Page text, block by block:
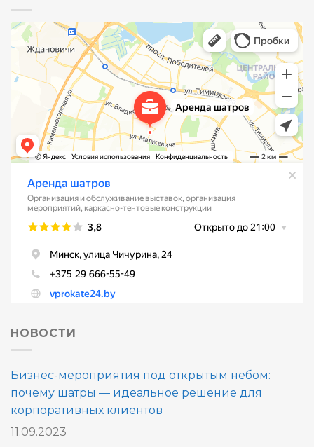
НОВОСТИ
Бизнес-мероприятия под открытым небом:
почему шатры — идеальное решение для
корпоративных клиентов
11.09.2023